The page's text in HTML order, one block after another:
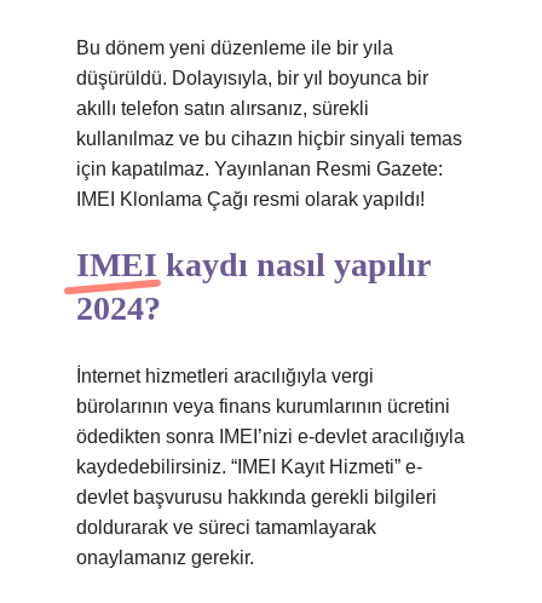
Bu dönem yeni düzenleme ile bir yıla
düşürüldü. Dolayısıyla, bir yıl boyunca bir
akıllı telefon satın alırsanız, sürekli
kullanılmaz ve bu cihazın hiçbir sinyali temas
için kapatılmaz. Yayınlanan Resmi Gazete:
IMEI Klonlama Çağı resmi olarak yapıldı!
IMEI kaydı nasıl yapılır
2024?
İnternet hizmetleri aracılığıyla vergi
bürolarının veya finans kurumlarının ücretini
ödedikten sonra IMEI’nizi e-devlet aracılığıyla
kaydedebilirsiniz. “IMEI Kayıt Hizmeti” e-
devlet başvurusu hakkında gerekli bilgileri
doldurarak ve süreci tamamlayarak
onaylamanız gerekir.